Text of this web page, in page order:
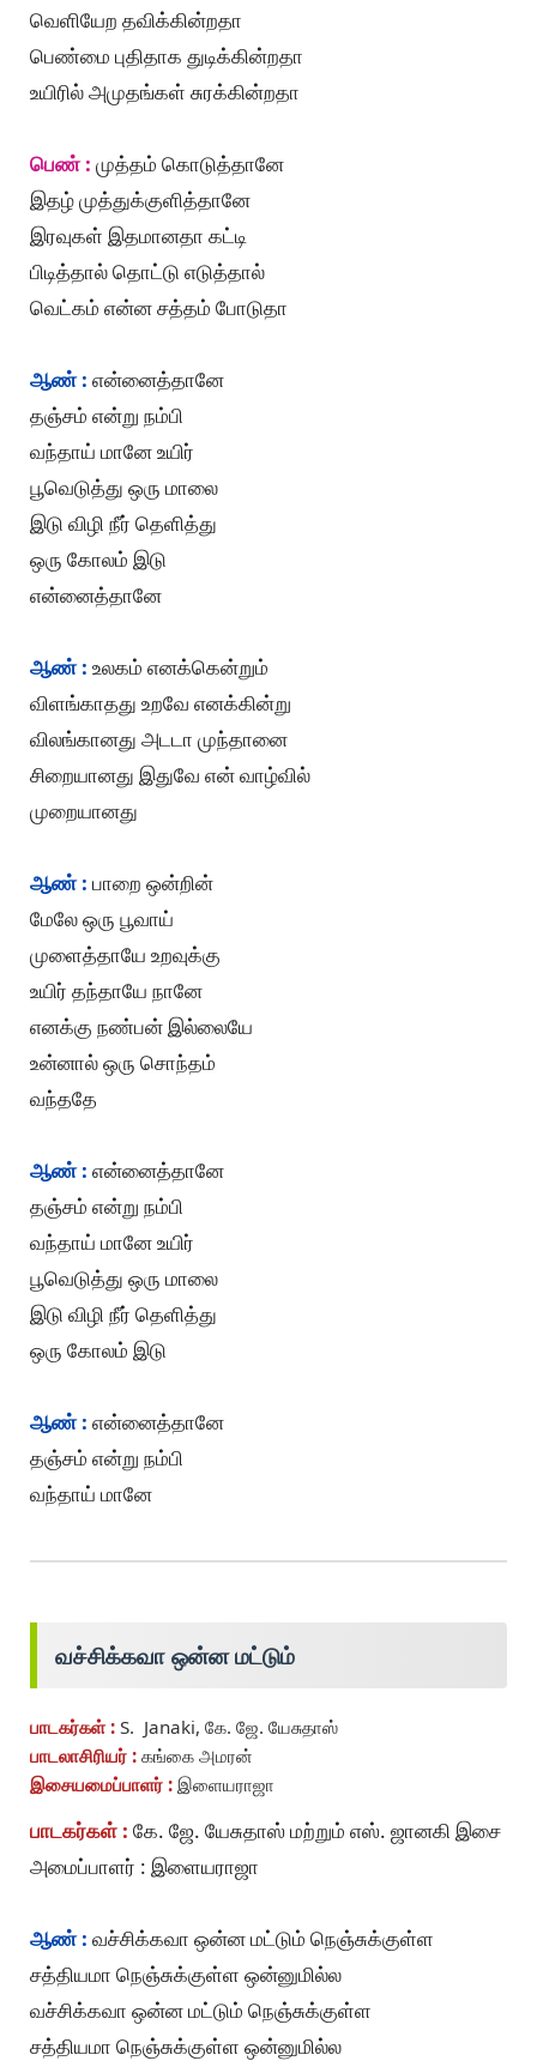
வெளியேற தவிக்கின்றதா
பெண்மை புதிதாக துடிக்கின்றதா
உயிரில் அமுதங்கள் சுரக்கின்றதா
பெண் : முத்தம் கொடுத்தானே
இதழ் முத்துக்குளித்தானே
இரவுகள் இதமானதா கட்டி
பிடித்தால் தொட்டு எடுத்தால்
வெட்கம் என்ன சத்தம் போடுதா
ஆண் : என்னைத்தானே
தஞ்சம் என்று நம்பி
வந்தாய் மானே உயிர்
பூவெடுத்து ஒரு மாலை
இடு விழி நீர் தெளித்து
ஒரு கோலம் இடு
என்னைத்தானே
ஆண் : உலகம் எனக்கென்றும்
விளங்காதது உறவே எனக்கின்று
விலங்கானது அடடா முந்தானை
சிறையானது இதுவே என் வாழ்வில்
முறையானது
ஆண் : பாறை ஒன்றின்
மேலே ஒரு பூவாய்
முளைத்தாயே உறவுக்கு
உயிர் தந்தாயே நானே
எனக்கு நண்பன் இல்லையே
உன்னால் ஒரு சொந்தம்
வந்ததே
ஆண் : என்னைத்தானே
தஞ்சம் என்று நம்பி
வந்தாய் மானே உயிர்
பூவெடுத்து ஒரு மாலை
இடு விழி நீர் தெளித்து
ஒரு கோலம் இடு
ஆண் : என்னைத்தானே
தஞ்சம் என்று நம்பி
வந்தாய் மானே
வச்சிக்கவா ஒன்ன மட்டும்
பாடகர்கள் : S. Janaki, கே. ஜே. யேசுதாஸ்
பாடலாசிரியர் : கங்கை அமரன்
இசையமைப்பாளர் : இளையராஜா
பாடகர்கள் : கே. ஜே. யேசுதாஸ் மற்றும் எஸ். ஜானகி இசை
அமைப்பாளர் : இளையராஜா
ஆண் : வச்சிக்கவா ஒன்ன மட்டும் நெஞ்சுக்குள்ள
சத்தியமா நெஞ்சுக்குள்ள ஒன்னுமில்ல
வச்சிக்கவா ஒன்ன மட்டும் நெஞ்சுக்குள்ள
சத்தியமா நெஞ்சுக்குள்ள ஒன்னுமில்ல